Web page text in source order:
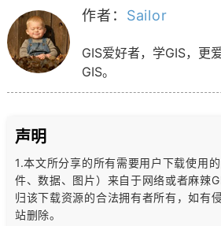
作者： Sailor
GIS爱好者，学GIS，更
GIS。
声明
1.本文所分享的所有需要用户下载使用
件、数据、图片） 来自于网络或者麻辣
归该下载资源的合法拥有者所有，如有
站删除。